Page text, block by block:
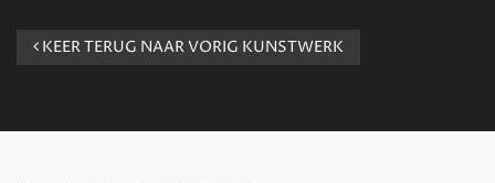
KEER TERUG NAAR VORIG KUNSTWERK